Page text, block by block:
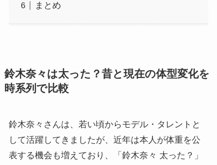
まとめ
鈴木奈々は太った？昔と現在の体型変化を
時系列で比較
鈴木奈々さんは、若い頃からモデル・タレントと
して活躍してきましたが、近年は本人が体重を公
表する機会も増えており、「鈴木奈々 太った？」